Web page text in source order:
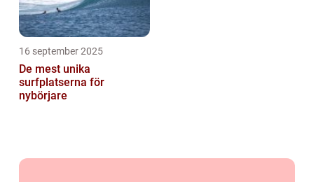
16 september 2025
De mest unika
surfplatserna för
nybörjare